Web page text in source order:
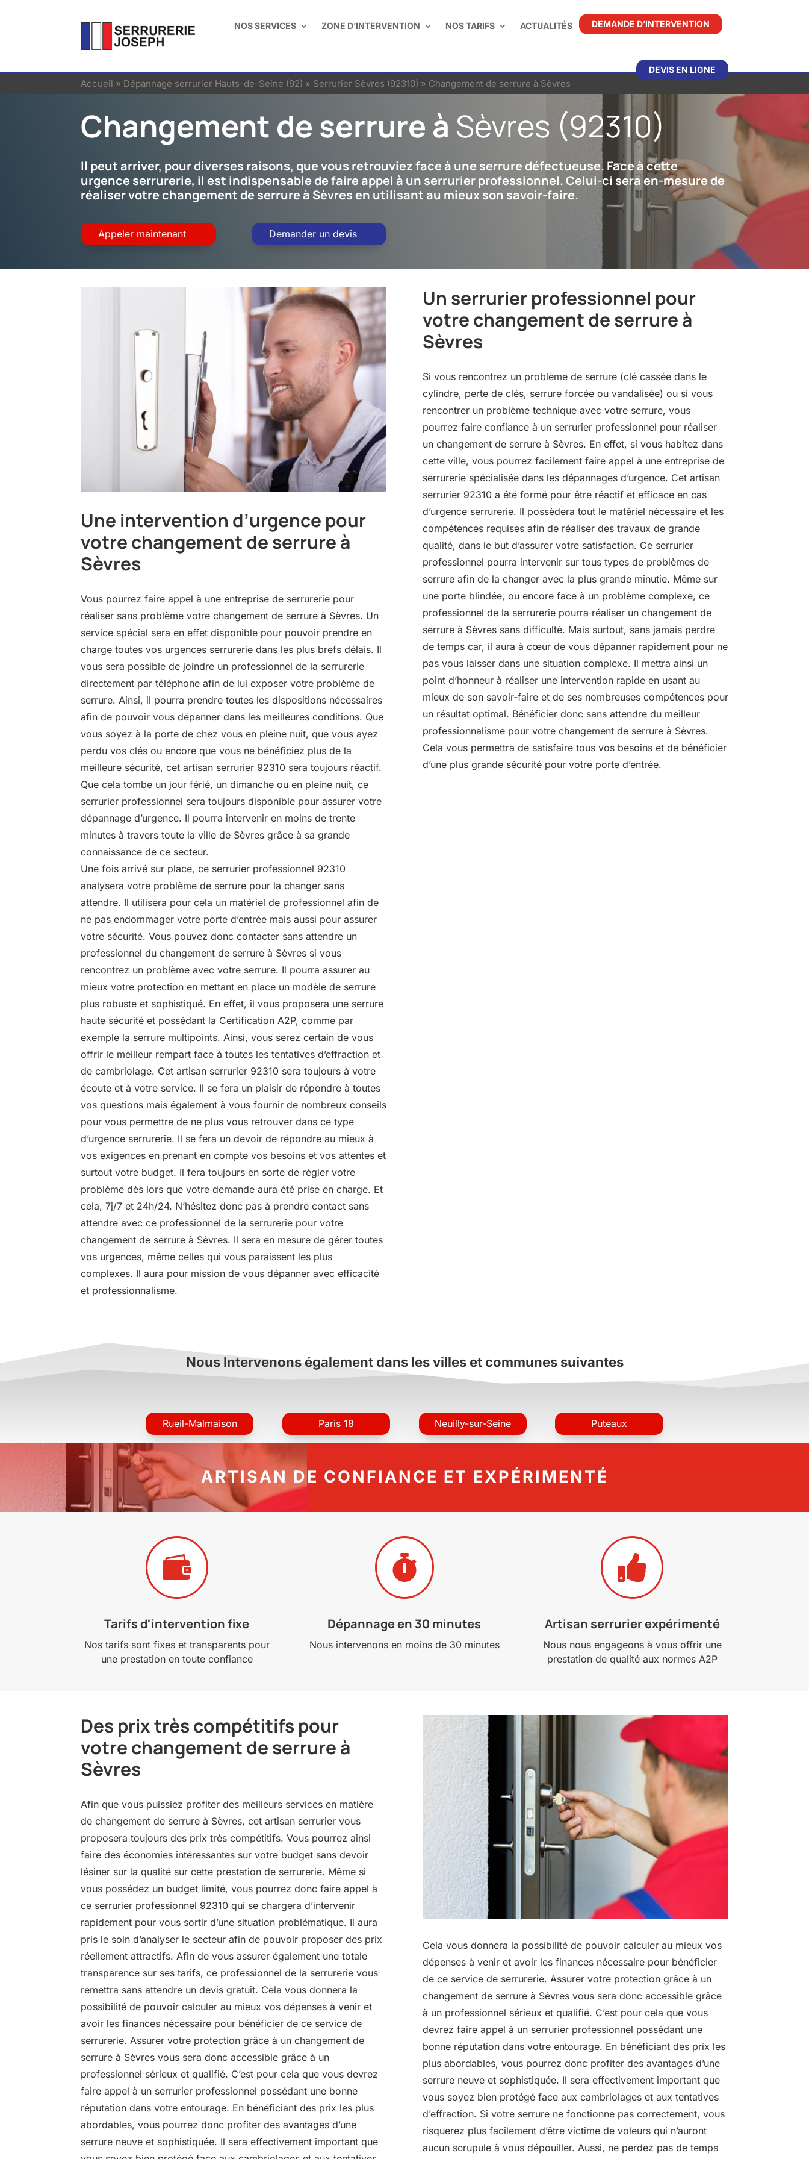
NOS SERVICES ZONE D’INTERVENTION NOS TARIFS ACTUALITÉS DEMANDE D’INTERVENTION
DEVIS EN LIGNE
Accueil » Dépannage serrurier Hauts-de-Seine (92) » Serrurier Sèvres (92310) » Changement de serrure à Sèvres
Changement de serrure à Sèvres (92310)
Il peut arriver, pour diverses raisons, que vous retrouviez face à une serrure défectueuse. Face à cette
urgence serrurerie, il est indispensable de faire appel à un serrurier professionnel. Celui-ci sera en-mesure de
réaliser votre changement de serrure à Sèvres en utilisant au mieux son savoir-faire.
Appeler maintenant Demander un devis
Une intervention d’urgence pour
votre changement de serrure à
Sèvres
Vous pourrez faire appel à une entreprise de serrurerie pour
réaliser sans problème votre changement de serrure à Sèvres. Un
service spécial sera en effet disponible pour pouvoir prendre en
charge toutes vos urgences serrurerie dans les plus brefs délais. Il
vous sera possible de joindre un professionnel de la serrurerie
directement par téléphone afin de lui exposer votre problème de
serrure. Ainsi, il pourra prendre toutes les dispositions nécessaires
afin de pouvoir vous dépanner dans les meilleures conditions. Que
vous soyez à la porte de chez vous en pleine nuit, que vous ayez
perdu vos clés ou encore que vous ne bénéficiez plus de la
meilleure sécurité, cet artisan serrurier 92310 sera toujours réactif.
Que cela tombe un jour férié, un dimanche ou en pleine nuit, ce
serrurier professionnel sera toujours disponible pour assurer votre
dépannage d’urgence. Il pourra intervenir en moins de trente
minutes à travers toute la ville de Sèvres grâce à sa grande
connaissance de ce secteur.
Une fois arrivé sur place, ce serrurier professionnel 92310
analysera votre problème de serrure pour la changer sans
attendre. Il utilisera pour cela un matériel de professionnel afin de
ne pas endommager votre porte d’entrée mais aussi pour assurer
votre sécurité. Vous pouvez donc contacter sans attendre un
professionnel du changement de serrure à Sèvres si vous
rencontrez un problème avec votre serrure. Il pourra assurer au
mieux votre protection en mettant en place un modèle de serrure
plus robuste et sophistiqué. En effet, il vous proposera une serrure
haute sécurité et possédant la Certification A2P, comme par
exemple la serrure multipoints. Ainsi, vous serez certain de vous
offrir le meilleur rempart face à toutes les tentatives d’effraction et
de cambriolage. Cet artisan serrurier 92310 sera toujours à votre
écoute et à votre service. Il se fera un plaisir de répondre à toutes
vos questions mais également à vous fournir de nombreux conseils
pour vous permettre de ne plus vous retrouver dans ce type
d’urgence serrurerie. Il se fera un devoir de répondre au mieux à
vos exigences en prenant en compte vos besoins et vos attentes et
surtout votre budget. Il fera toujours en sorte de régler votre
problème dès lors que votre demande aura été prise en charge. Et
cela, 7j/7 et 24h/24. N’hésitez donc pas à prendre contact sans
attendre avec ce professionnel de la serrurerie pour votre
changement de serrure à Sèvres. Il sera en mesure de gérer toutes
vos urgences, même celles qui vous paraissent les plus
complexes. Il aura pour mission de vous dépanner avec efficacité
et professionnalisme.
Un serrurier professionnel pour
votre changement de serrure à
Sèvres
Si vous rencontrez un problème de serrure (clé cassée dans le
cylindre, perte de clés, serrure forcée ou vandalisée) ou si vous
rencontrer un problème technique avec votre serrure, vous
pourrez faire confiance à un serrurier professionnel pour réaliser
un changement de serrure à Sèvres. En effet, si vous habitez dans
cette ville, vous pourrez facilement faire appel à une entreprise de
serrurerie spécialisée dans les dépannages d’urgence. Cet artisan
serrurier 92310 a été formé pour être réactif et efficace en cas
d’urgence serrurerie. Il possèdera tout le matériel nécessaire et les
compétences requises afin de réaliser des travaux de grande
qualité, dans le but d’assurer votre satisfaction. Ce serrurier
professionnel pourra intervenir sur tous types de problèmes de
serrure afin de la changer avec la plus grande minutie. Même sur
une porte blindée, ou encore face à un problème complexe, ce
professionnel de la serrurerie pourra réaliser un changement de
serrure à Sèvres sans difficulté. Mais surtout, sans jamais perdre
de temps car, il aura à cœur de vous dépanner rapidement pour ne
pas vous laisser dans une situation complexe. Il mettra ainsi un
point d’honneur à réaliser une intervention rapide en usant au
mieux de son savoir-faire et de ses nombreuses compétences pour
un résultat optimal. Bénéficier donc sans attendre du meilleur
professionnalisme pour votre changement de serrure à Sèvres.
Cela vous permettra de satisfaire tous vos besoins et de bénéficier
d’une plus grande sécurité pour votre porte d’entrée.
Nous Intervenons également dans les villes et communes suivantes
Rueil-Malmaison Paris 18 Neuilly-sur-Seine Puteaux
ARTISAN DE CONFIANCE ET EXPÉRIMENTÉ

Tarifs d'intervention fixe
Nos tarifs sont fixes et transparents pour
une prestation en toute confiance

Dépannage en 30 minutes
Nous intervenons en moins de 30 minutes

Artisan serrurier expérimenté
Nous nous engageons à vous offrir une
prestation de qualité aux normes A2P
Des prix très compétitifs pour
votre changement de serrure à
Sèvres
Afin que vous puissiez profiter des meilleurs services en matière
de changement de serrure à Sèvres, cet artisan serrurier vous
proposera toujours des prix très compétitifs. Vous pourrez ainsi
faire des économies intéressantes sur votre budget sans devoir
lésiner sur la qualité sur cette prestation de serrurerie. Même si
vous possédez un budget limité, vous pourrez donc faire appel à
ce serrurier professionnel 92310 qui se chargera d’intervenir
rapidement pour vous sortir d’une situation problématique. Il aura
pris le soin d’analyser le secteur afin de pouvoir proposer des prix
réellement attractifs. Afin de vous assurer également une totale
transparence sur ses tarifs, ce professionnel de la serrurerie vous
remettra sans attendre un devis gratuit. Cela vous donnera la
possibilité de pouvoir calculer au mieux vos dépenses à venir et
avoir les finances nécessaire pour bénéficier de ce service de
serrurerie. Assurer votre protection grâce à un changement de
serrure à Sèvres vous sera donc accessible grâce à un
professionnel sérieux et qualifié. C’est pour cela que vous devrez
faire appel à un serrurier professionnel possédant une bonne
réputation dans votre entourage. En bénéficiant des prix les plus
abordables, vous pourrez donc profiter des avantages d’une
serrure neuve et sophistiquée. Il sera effectivement important que
Cela vous donnera la possibilité de pouvoir calculer au mieux vos
dépenses à venir et avoir les finances nécessaire pour bénéficier
de ce service de serrurerie. Assurer votre protection grâce à un
changement de serrure à Sèvres vous sera donc accessible grâce
à un professionnel sérieux et qualifié. C’est pour cela que vous
devrez faire appel à un serrurier professionnel possédant une
bonne réputation dans votre entourage. En bénéficiant des prix les
plus abordables, vous pourrez donc profiter des avantages d’une
serrure neuve et sophistiquée. Il sera effectivement important que
vous soyez bien protégé face aux cambriolages et aux tentatives
d’effraction. Si votre serrure ne fonctionne pas correctement, vous
risquerez plus facilement d’être victime de voleurs qui n’auront
aucun scrupule à vous dépouiller. Aussi, ne perdez pas de temps